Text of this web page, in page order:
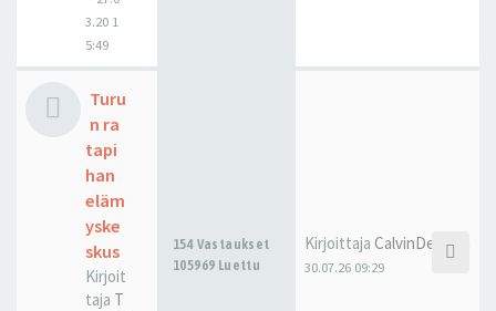
3.20 1
5:49
Turu
n ra
tapi
han
eläm
yske
skus
Kirjoit
taja T
154 Vastaukset
105969 Luettu
Kirjoittaja CalvinDeHaan
30.07.26 09:29